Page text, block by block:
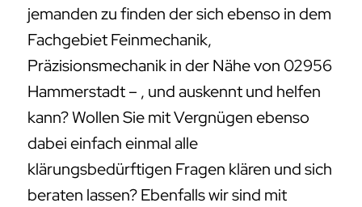
jemanden zu finden der sich ebenso in dem
Fachgebiet Feinmechanik,
Präzisionsmechanik in der Nähe von 02956
Hammerstadt – , und auskennt und helfen
kann? Wollen Sie mit Vergnügen ebenso
dabei einfach einmal alle
klärungsbedürftigen Fragen klären und sich
beraten lassen? Ebenfalls wir sind mit